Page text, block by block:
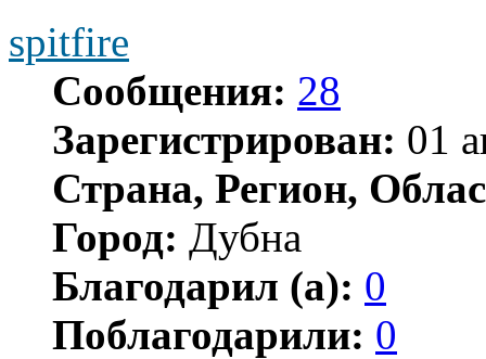
spitfire
Сообщения: 28
Зарегистрирован: 01
Страна, Регион,
Город: Дубна
Благодарил (а): 0
Поблагодарили: 0